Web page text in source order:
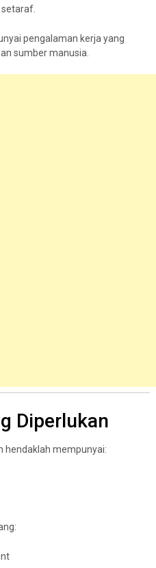
pengalaman kerja yang
sumber manusia.
Diperlukan
hendaklah mempunyai: